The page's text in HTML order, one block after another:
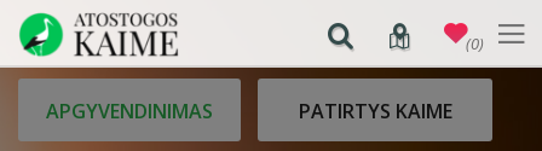
APGYVENDINIMAS PATIRTYS KAIME
(0)